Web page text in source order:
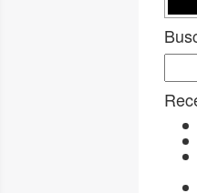
for: